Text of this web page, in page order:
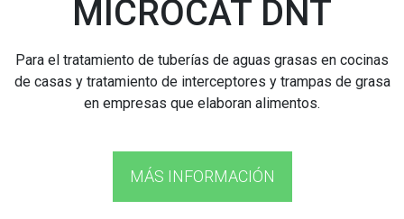
MICROCAT DNT
Para el tratamiento de tuberías de aguas grasas en cocinas
de casas y tratamiento de interceptores y trampas de grasa
en empresas que elaboran alimentos.
MÁS INFORMACIÓN